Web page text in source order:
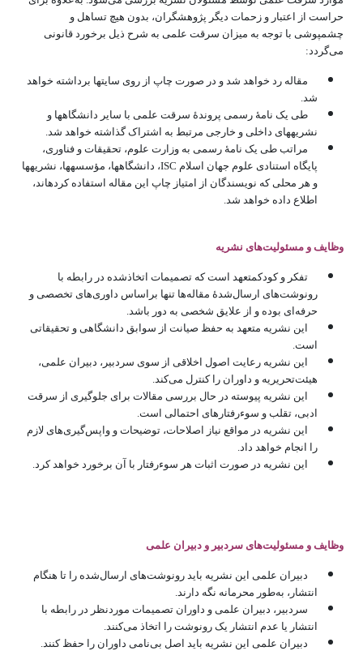
حراست از اعتبار و زحمات دیگر پژوهشگران، بدون هیچ تساهل و
چشم‎پوشی با توجه به میزان سرقت علمی به شرح ذیل برخورد قانونی
می‌گردد:
مقاله رد خواهد شد و در صورت چاپ از روی سایت‎ها برداشته خواهد
شد.
طی یک نامۀ رسمی پروندۀ سرقت علمی با سایر دانشگاه‎ها و
نشریه‎های داخلی و خارجی مرتبط به اشتراک گذاشته خواهد شد.
مراتب طی یک نامۀ رسمی به وزارت علوم، تحقیقات و فناوری،
پایگاه استنادی علوم جهان اسلام ISC، دانشگاه‎ها، مؤسسه‎ها، نشریه‎ها
و هر محلی که نویسندگان از امتیاز چاپ این مقاله استفاده کرده‎اند،
اطلاع داده خواهد شد.
وظایف و مسئولیت‌های نشریه
تفکر و کودکمتعهد است که تصمیمات اتخاذشده در رابطه با
رونوشت‌های ارسال‌شدۀ مقاله‌ها تنها براساس داوری‌های تخصصی و
حرفه‌ای بوده و از علایق شخصی به دور باشد.
این نشریه متعهد به حفظ صیانت از سوابق دانشگاهی و تحقیقاتی
است.
این نشریه رعایت اصول اخلاقی از سوی سردبیر، دبیران علمی،
هیئت‌تحریریه و داوران را کنترل می‌کند.
این نشریه پیوسته در حال بررسی مقالات برای جلوگیری از سرقت
ادبی، تقلب و سوء‌رفتارهای احتمالی است.
این نشریه در مواقع نیاز اصلاحات، توضیحات و واپس‌گیری‌های لازم
را انجام خواهد داد.
این نشریه در صورت اثبات هر سوء‌رفتار با آن برخورد خواهد کرد.
وظایف و مسئولیت‌های سردبیر و دبیران علمی
دبیران علمی این نشریه باید رونوشت‌های ارسال‌شده را تا هنگام
انتشار، به‌طور محرمانه نگه دارند.
سردبیر، دبیران علمی و داوران تصمیمات موردنظر در رابطه با
انتشار یا عدم انتشار یک رونوشت را اتخاذ می‌کنند.
دبیران علمی این نشریه باید اصل بی‌نامی داوران را حفظ کنند.